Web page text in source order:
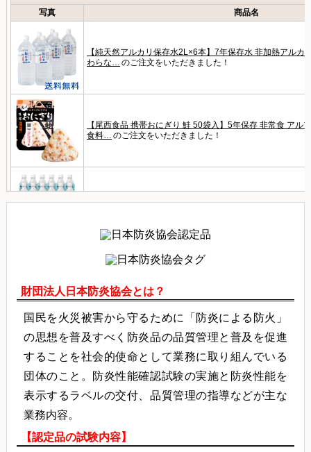
財団法人日本防炎協会とは？
国民を火災被害から守るために「防炎による防火」
の思想を普及すべく防炎品の品質管理と普及を促進
することを社会的使命として業務に取り組んでいる
団体のこと。防炎性能確認試験の実施と防炎性能を
表示するラベルの交付、品質管理の指導などが主な
業務内容。
【認定品の試験内容】